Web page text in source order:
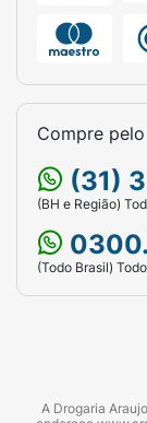
Lâminas:
Compre pelo
(31)
(BH e Região)
(Todo Brasil)
A Drogaria